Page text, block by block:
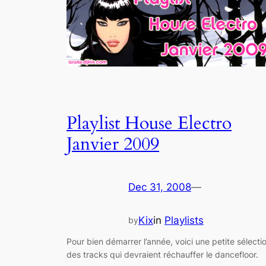
Playlist House Electro
Janvier 2009
Dec 31, 2008—
byKixin Playlists
Pour bien démarrer l’année, voici une petite
des tracks qui devraient réchauffer le dancefloor.